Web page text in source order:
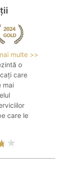
multe >>
o
care
mai
care le